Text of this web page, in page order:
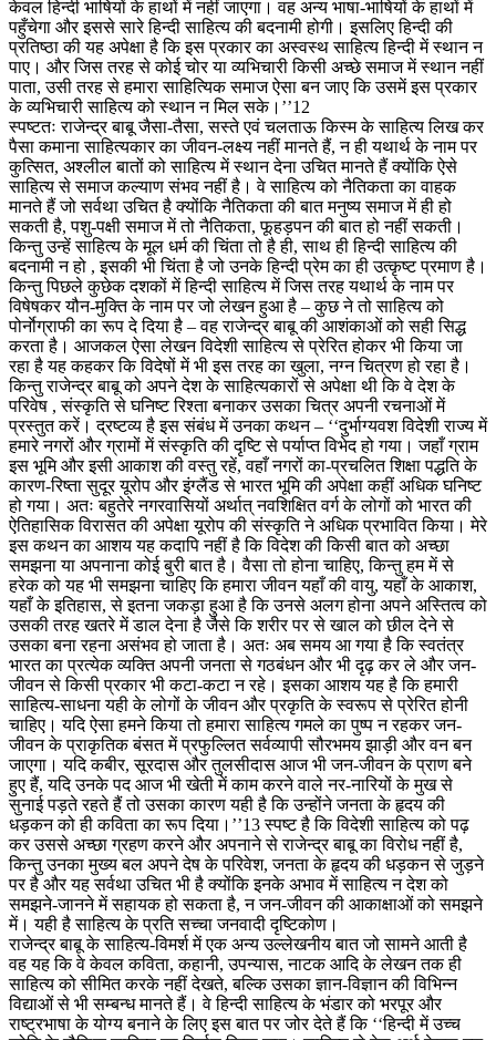
केवल हिन्दी भाषियों के हाथों में नहीं जाएगा। वह अन्य भाषा-भाषियों के हाथों में
पहुँचेगा और इससे सारे हिन्दी साहित्य की बदनामी होगी। इसलिए हिन्दी की
प्रतिष्ठा की यह अपेक्षा है कि इस प्रकार का अस्वस्थ साहित्य हिन्दी में स्थान न
पाए। और जिस तरह से कोई चोर या व्यभिचारी किसी अच्छे समाज में स्थान नहीं
पाता, उसी तरह से हमारा साहित्यिक समाज ऐसा बन जाए कि उसमें इस प्रकार
के व्यभिचारी साहित्य को स्थान न मिल सके।’’12
स्पष्टतः राजेन्द्र बाबू जैसा-तैसा, सस्ते एवं चलताऊ किस्म के साहित्य लिख कर
पैसा कमाना साहित्यकार का जीवन-लक्ष्य नहीं मानते हैं, न ही यथार्थ के नाम पर
कुत्सित, अश्लील बातों को साहित्य में स्थान देना उचित मानते हैं क्योंकि ऐसे
साहित्य से समाज कल्याण संभव नहीं है। वे साहित्य को नैतिकता का वाहक
मानते हैं जो सर्वथा उचित है क्योंकि नैतिकता की बात मनुष्य समाज में ही हो
सकती है, पशु-पक्षी समाज में तो नैतिकता, फूहड़पन की बात हो नहीं सकती।
किन्तु उन्हें साहित्य के मूल धर्म की चिंता तो है ही, साथ ही हिन्दी साहित्य की
बदनामी न हो , इसकी भी चिंता है जो उनके हिन्दी प्रेम का ही उत्कृष्ट प्रमाण है।
किन्तु पिछले कुछेक दशकों में हिन्दी साहित्य में जिस तरह यथार्थ के नाम पर
विषेषकर यौन-मुक्ति के नाम पर जो लेखन हुआ है – कुछ ने तो साहित्य को
पोर्नाेग्राफी का रूप दे दिया है – वह राजेन्द्र बाबू की आशंकाओं को सही सिद्ध
करता है। आजकल ऐसा लेखन विदेशी साहित्य से प्रेरित होकर भी किया जा
रहा है यह कहकर कि विदेषों में भी इस तरह का खुला, नग्न चित्रण हो रहा है।
किन्तु राजेन्द्र बाबू को अपने देश के साहित्यकारों से अपेक्षा थी कि वे देश के
परिवेष , संस्कृति से घनिष्ट रिश्ता बनाकर उसका चित्र अपनी रचनाओं में
प्रस्तुत करें। द्रष्टव्य है इस संबंध में उनका कथन – ‘‘दुर्भाग्यवश विदेशी राज्य में
हमारे नगरों और ग्रामों में संस्कृति की दृष्टि से पर्याप्त विभेद हो गया। जहाँ ग्राम
इस भूमि और इसी आकाश की वस्तु रहें, वहाँ नगरों का-प्रचलित शिक्षा पद्धति के
कारण-रिष्ता सुदूर यूरोप और इंग्लैंड से भारत भूमि की अपेक्षा कहीं अधिक घनिष्ट
हो गया। अतः बहुतेरे नगरवासियों अर्थात् नवशिक्षित वर्ग के लोगों को भारत की
ऐतिहासिक विरासत की अपेक्षा यूरोप की संस्कृति ने अधिक प्रभावित किया। मेरे
इस कथन का आशय यह कदापि नहीं है कि विदेश की किसी बात को अच्छा
समझना या अपनाना कोई बुरी बात है। वैसा तो होना चाहिए, किन्तु हम में से
हरेक को यह भी समझना चाहिए कि हमारा जीवन यहाँ की वायु, यहाँ के आकाश,
यहाँ के इतिहास, से इतना जकड़ा हुआ है कि उनसे अलग होना अपने अस्तित्व को
उसकी तरह खतरे में डाल देना है जैसे कि शरीर पर से खाल को छील देने से
उसका बना रहना असंभव हो जाता है। अतः अब समय आ गया है कि स्वतंत्र
भारत का प्रत्येक व्यक्ति अपनी जनता से गठबंधन और भी दृढ़ कर ले और जन-
जीवन से किसी प्रकार भी कटा-कटा न रहे। इसका आशय यह है कि हमारी
साहित्य-साधना यही के लोगों के जीवन और प्रकृति के स्वरूप से प्रेरित होनी
चाहिए। यदि ऐसा हमने किया तो हमारा साहित्य गमले का पुष्प न रहकर जन-
जीवन के प्राकृतिक बंसत में प्रफुल्लित सर्वव्यापी सौरभमय झाड़ी और वन बन
जाएगा। यदि कबीर, सूरदास और तुलसीदास आज भी जन-जीवन के प्राण बने
हुए हैं, यदि उनके पद आज भी खेती में काम करने वाले नर-नारियों के मुख से
सुनाई पड़ते रहते हैं तो उसका कारण यही है कि उन्होंने जनता के हृदय की
धड़कन को ही कविता का रूप दिया।’’13 स्पष्ट है कि विदेशी साहित्य को पढ़
कर उससे अच्छा ग्रहण करने और अपनाने से राजेन्द्र बाबू का विरोध नहीं है,
किन्तु उनका मुख्य बल अपने देष के परिवेश, जनता के हृदय की धड़कन से जुड़ने
पर है और यह सर्वथा उचित भी है क्योंकि इनके अभाव में साहित्य न देश को
समझने-जानने में सहायक हो सकता है, न जन-जीवन की आकाक्षाओं को समझने
में। यही है साहित्य के प्रति सच्चा जनवादी दृष्टिकोण।
राजेन्द्र बाबू के साहित्य-विमर्श में एक अन्य उल्लेखनीय बात जो सामने आती है
वह यह कि वे केवल कविता, कहानी, उपन्यास, नाटक आदि के लेखन तक ही
साहित्य को सीमित करके नहीं देखते, बल्कि उसका ज्ञान-विज्ञान की विभिन्न
विद्याओं से भी सम्बन्ध मानते हैं। वे हिन्दी साहित्य के भंडार को भरपूर और
राष्ट्रभाषा के योग्य बनाने के लिए इस बात पर जोर देते हैं कि ‘‘हिन्दी में उच्च